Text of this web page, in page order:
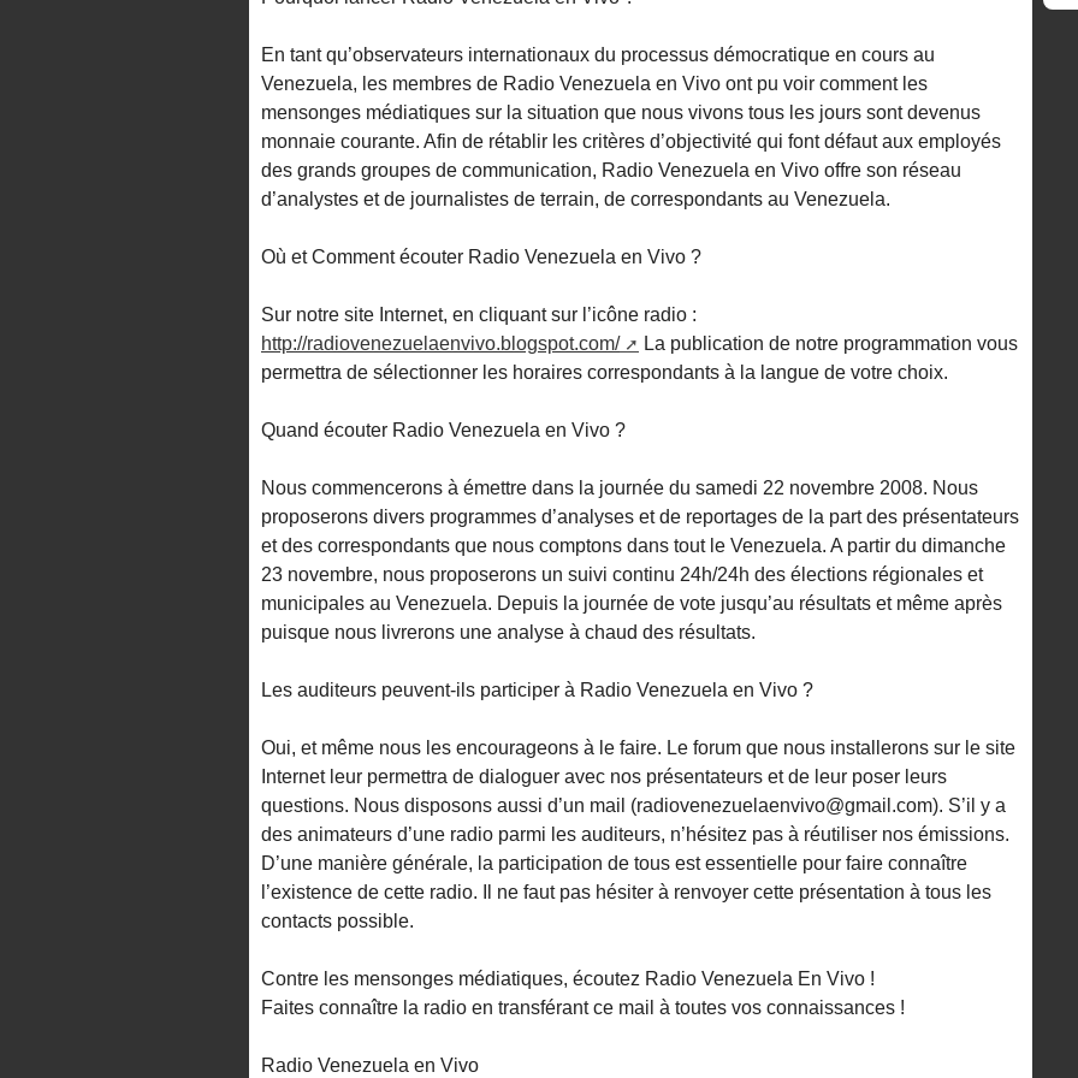
En tant qu’observateurs internationaux du processus démocratique en cours au
Venezuela, les membres de Radio Venezuela en Vivo ont pu voir comment les
mensonges médiatiques sur la situation que nous vivons tous les jours sont devenus
monnaie courante. Afin de rétablir les critères d’objectivité qui font défaut aux employés
des grands groupes de communication, Radio Venezuela en Vivo offre son réseau
d’analystes et de journalistes de terrain, de correspondants au Venezuela.
Où et Comment écouter Radio Venezuela en Vivo ?
Sur notre site Internet, en cliquant sur l’icône radio :
http://radiovenezuelaenvivo.blogspot.com/
La publication de notre programmation vous
permettra de sélectionner les horaires correspondants à la langue de votre choix.
Quand écouter Radio Venezuela en Vivo ?
Nous commencerons à émettre dans la journée du samedi 22 novembre 2008. Nous
proposerons divers programmes d’analyses et de reportages de la part des présentateurs
et des correspondants que nous comptons dans tout le Venezuela. A partir du dimanche
23 novembre, nous proposerons un suivi continu 24h/24h des élections régionales et
municipales au Venezuela. Depuis la journée de vote jusqu’au résultats et même après
puisque nous livrerons une analyse à chaud des résultats.
Les auditeurs peuvent-ils participer à Radio Venezuela en Vivo ?
Oui, et même nous les encourageons à le faire. Le forum que nous installerons sur le site
Internet leur permettra de dialoguer avec nos présentateurs et de leur poser leurs
questions. Nous disposons aussi d’un mail (radiovenezuelaenvivo@gmail.com). S’il y a
des animateurs d’une radio parmi les auditeurs, n’hésitez pas à réutiliser nos émissions.
D’une manière générale, la participation de tous est essentielle pour faire connaître
l’existence de cette radio. Il ne faut pas hésiter à renvoyer cette présentation à tous les
contacts possible.
Contre les mensonges médiatiques, écoutez Radio Venezuela En Vivo !
Faites connaître la radio en transférant ce mail à toutes vos connaissances !
Radio Venezuela en Vivo